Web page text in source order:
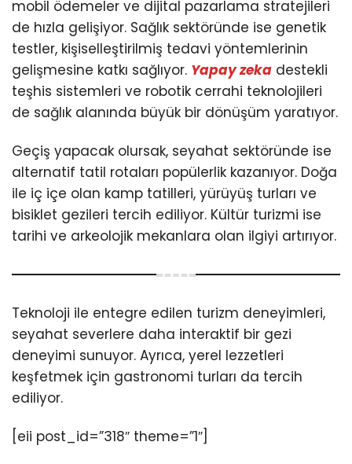
mobil ödemeler ve dijital pazarlama stratejileri
de hızla gelişiyor. Sağlık sektöründe ise genetik
testler, kişiselleştirilmiş tedavi yöntemlerinin
gelişmesine katkı sağlıyor. Yapay zeka destekli
teşhis sistemleri ve robotik cerrahi teknolojileri
de sağlık alanında büyük bir dönüşüm yaratıyor.
Geçiş yapacak olursak, seyahat sektöründe ise
alternatif tatil rotaları popülerlik kazanıyor. Doğa
ile iç içe olan kamp tatilleri, yürüyüş turları ve
bisiklet gezileri tercih ediliyor. Kültür turizmi ise
tarihi ve arkeolojik mekanlara olan ilgiyi artırıyor.
Teknoloji ile entegre edilen turizm deneyimleri,
seyahat severlere daha interaktif bir gezi
deneyimi sunuyor. Ayrıca, yerel lezzetleri
keşfetmek için gastronomi turları da tercih
ediliyor.
[eii post_id=”318″ theme=”1″]